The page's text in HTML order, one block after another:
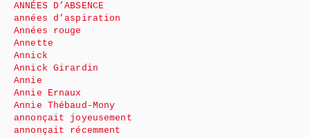
ANNÉES D’ABSENCE
années d’aspiration
Années rouge
Annette
Annick
Annick Girardin
Annie
Annie Ernaux
Annie Thébaud-Mony
annonçait joyeusement
annonçait récemment